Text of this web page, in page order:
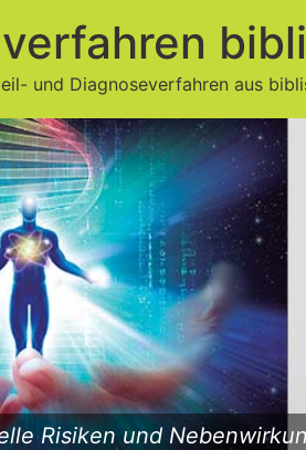
und Diagnoseverfahren aus
Risiken und